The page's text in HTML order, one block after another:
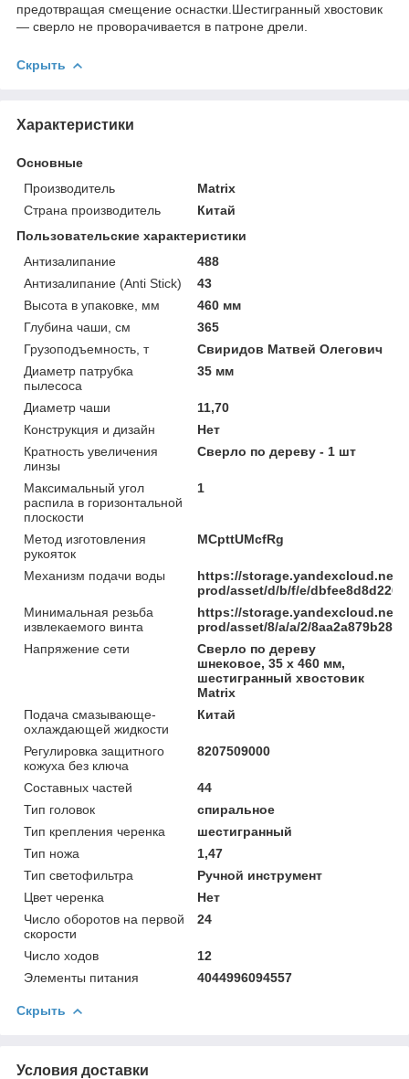
предотвращая смещение оснастки.Шестигранный хвостовик
— сверло не проворачивается в патроне дрели.
Скрыть
Характеристики
Основные
Производитель
Matrix
Страна производитель
Китай
Пользовательские характеристики
Антизалипание
488
Антизалипание (Anti Stick)
43
Высота в упаковке, мм
460 мм
Глубина чаши, см
365
Грузоподъемность, т
Свиридов Матвей Олегович
Диаметр патрубка
пылесоса
35 мм
Диаметр чаши
11,70
Конструкция и дизайн
Нет
Кратность увеличения
линзы
Сверло по дереву - 1 шт
Максимальный угол
распила в горизонтальной
плоскости
1
Метод изготовления
рукояток
MCpttUMcfRg
Механизм подачи воды
https://storage.yandexcloud.net/
prod/asset/d/b/f/e/
Минимальная резьба
извлекаемого винта
https://storage.yandexcloud.net/
prod/asset/8/a/a/2/
Напряжение сети
Сверло по дереву
шнековое, 35 х 460 мм,
шестигранный хвостовик
Matrix
Подача смазывающе-
охлаждающей жидкости
Китай
Регулировка защитного
кожуха без ключа
8207509000
Составных частей
44
Тип головок
спиральное
Тип крепления черенка
шестигранный
Тип ножа
1,47
Тип светофильтра
Ручной инструмент
Цвет черенка
Нет
Число оборотов на первой
скорости
24
Число ходов
12
Элементы питания
4044996094557
Скрыть
Условия доставки